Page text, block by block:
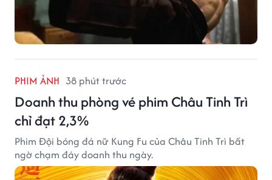
PHIM ẢNH 38 phút trước
Doanh thu phòng vé phim Châu Tinh Trì
chỉ đạt 2,3%
Phim Đội bóng đá nữ Kung Fu của Châu Tinh Trì bất
ngờ chạm đáy doanh thu ngày.